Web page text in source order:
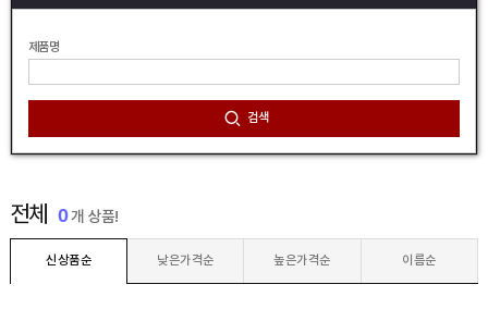
제품명
검색
전체 0개 상품!
신상품순 낮은가격순 높은가격순 이름순